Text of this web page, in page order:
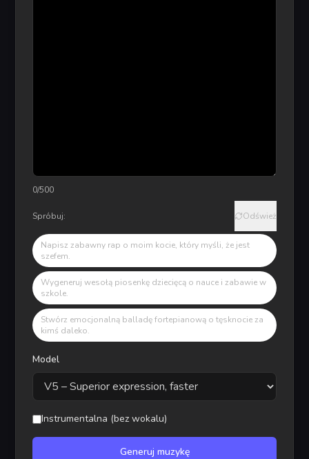
0/500
Spróbuj: Odśwież
Napisz zabawny rap o moim kocie, który myśli, że jest
szefem.
Wygeneruj wesołą piosenkę dziecięcą o nauce i zabawie w
szkole.
Stwórz emocjonalną balladę fortepianową o tęsknocie za
kimś daleko.
Model
Instrumentalna (bez wokalu)
Generuj muzykę